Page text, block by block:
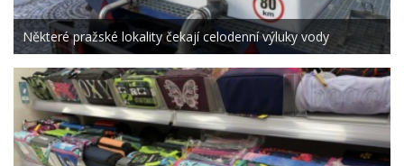
Některé pražské lokality čekají celodenní výluky vody